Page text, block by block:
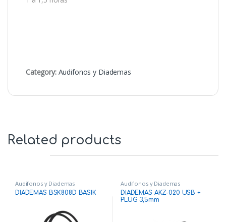
Category: Audifonos y Diademas
Related products
Audifonos y Diademas
DIADEMAS BSK808D BASIK
Audifonos y Diademas
DIADEMAS AKZ-020 USB +
PLUG 3,5mm